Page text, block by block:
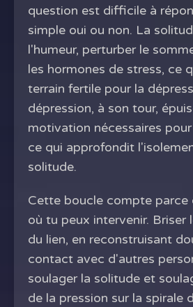
question est difficile à
simple oui ou non. La
l'humeur, perturber le
les hormones de stress, ce
terrain fertile pour la
dépression, à son tour,
motivation nécessaires
ce qui approfondit
solitude.
Cette boucle compte parce
où tu peux intervenir. Briser
du lien, en reconstruisant
contact avec d'autres
soulager la solitude et
de la pression sur la spirale